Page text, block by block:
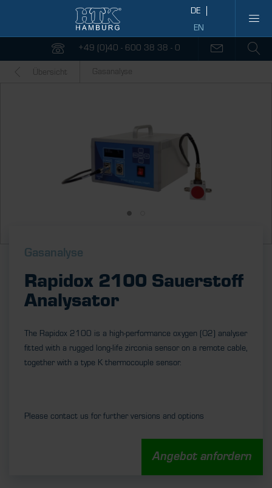
+49 (0)40 - 600 38 38 - 0
Übersicht Gasanalyse
Gasanalyse
Rapidox 2100 Sauerstoff
Analysator
The Rapidox 2100 is a high-performance oxygen (O2) analyser
fitted with a rugged long-life zirconia sensor on a remote cable,
together with a type K thermocouple sensor.
Please contact us for further versions and options
Angebot anfordern